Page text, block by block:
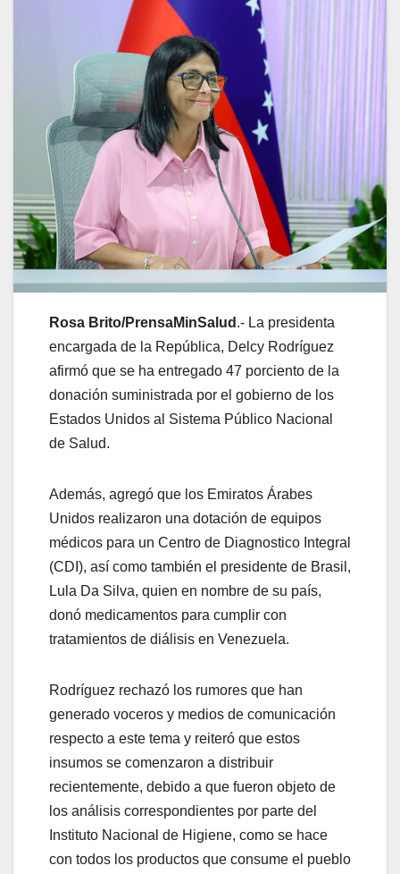
Rosa Brito/PrensaMinSalud .- La presidenta
encargada de la República, Delcy Rodríguez
afirmó que se ha entregado 47 porciento de la
donación suministrada por el gobierno de los
Estados Unidos al Sistema Público Nacional
de Salud.
Además, agregó que los Emiratos Árabes
Unidos realizaron una dotación de equipos
médicos para un Centro de Diagnostico Integral
(CDI), así como también el presidente de Brasil,
Lula Da Silva, quien en nombre de su país,
donó medicamentos para cumplir con
tratamientos de diálisis en Venezuela.
Rodríguez rechazó los rumores que han
generado voceros y medios de comunicación
respecto a este tema y reiteró que estos
insumos se comenzaron a distribuir
recientemente, debido a que fueron objeto de
los análisis correspondientes por parte del
Instituto Nacional de Higiene, como se hace
con todos los productos que consume el pueblo